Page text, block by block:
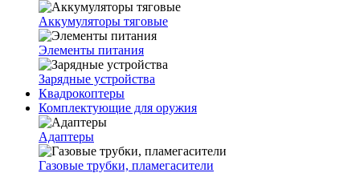
Аккумуляторы тяговые
Элементы питания
Зарядные устройства
Квадрокоптеры
Комплектующие для оружия
Адаптеры
Газовые трубки, пламегасители